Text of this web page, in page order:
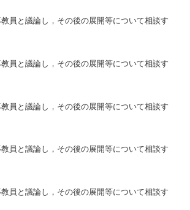
員と議論し，その後の展開等について相談す
員と議論し，その後の展開等について相談す
員と議論し，その後の展開等について相談す
員と議論し，その後の展開等について相談す
員と議論し，その後の展開等について相談す